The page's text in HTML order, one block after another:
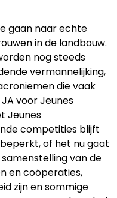
gaan naar echte
in de landbouw.
nog steeds
vermannelijking,
die vaak
voor Jeunes
Jeunes
competities blijft
of het nu gaat
van de
en coöperaties,
zijn en sommige